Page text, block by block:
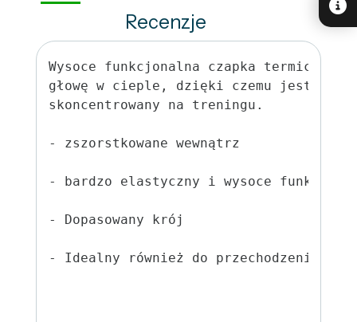
Recenzje
Wysoce funkcjonalna czapka termiczna
głowę w cieple, dzięki czemu jesteś w
skoncentrowany na treningu.
- zszorstkowane wewnątrz
- bardzo elastyczny i wysoce
- Dopasowany krój
- Idealny również do przechodzenia